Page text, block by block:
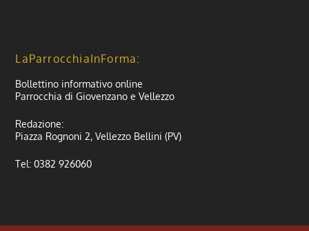
LaParrocchiaInForma:
Bollettino informativo online
Parrocchia di Giovenzano e Vellezzo
Redazione:
Piazza Rognoni 2, Vellezzo Bellini (PV)
Tel: 0382 926060